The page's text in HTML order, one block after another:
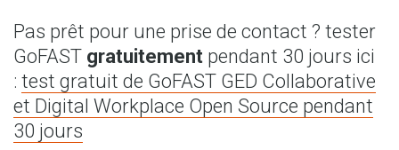
Pas prêt pour une prise de contact ? tester
GoFAST gratuitement pendant 30 jours ici
: test gratuit de GoFAST GED Collaborative
et Digital Workplace Open Source pendant
30 jours